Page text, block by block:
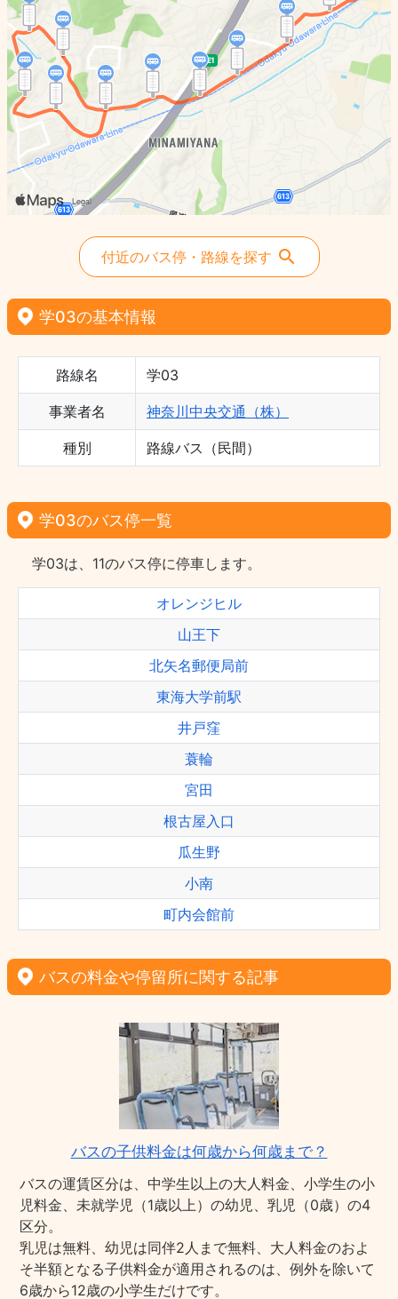
付近のバス停・路線を探す
学03の基本情報
路線名 学03
事業者名 神奈川中央交通（株）
種別 路線バス（民間）
学03のバス停一覧
学03は、11のバス停に停車します。
オレンジヒル
山王下
北矢名郵便局前
東海大学前駅
井戸窪
蓑輪
宮田
根古屋入口
瓜生野
小南
町内会館前
バスの料金や停留所に関する記事
バスの子供料金は何歳から何歳まで？
バスの運賃区分は、中学生以上の大人料金、小学生の小
児料金、未就学児（1歳以上）の幼児、乳児（0歳）の4
区分。
乳児は無料、幼児は同伴2人まで無料、大人料金のおよ
そ半額となる子供料金が適用されるのは、例外を除いて
6歳から12歳の小学生だけです。